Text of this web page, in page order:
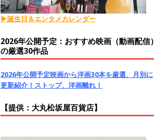
▶誕生日＆エンタメカレンダー
2026年公開予定：おすすめ映画（動画配信）
の厳選30作品
2026年公開予定映画から洋画30本を厳選、月別に
更新紹介！ストップ、洋画離れ！
【提供：大丸松坂屋百貨店】